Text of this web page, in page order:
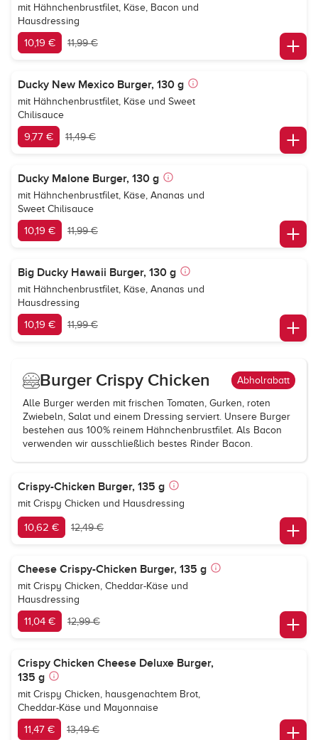
mit Hähnchenbrustfilet, Käse, Bacon und
Hausdressing
10,19 € 11,99 €
Ducky New Mexico Burger, 130 g
mit Hähnchenbrustfilet, Käse und Sweet
Chilisauce
9,77 € 11,49 €
Ducky Malone Burger, 130 g
mit Hähnchenbrustfilet, Käse, Ananas und
Sweet Chilisauce
10,19 € 11,99 €
Big Ducky Hawaii Burger, 130 g
mit Hähnchenbrustfilet, Käse, Ananas und
Hausdressing
10,19 € 11,99 €
Burger Crispy Chicken Abholrabatt
Alle Burger werden mit frischen Tomaten, Gurken, roten
Zwiebeln, Salat und einem Dressing serviert. Unsere Burger
bestehen aus 100% reinem Hähnchenbrustfilet. Als Bacon
verwenden wir ausschließlich bestes Rinder Bacon.
Crispy-Chicken Burger, 135 g
mit Crispy Chicken und Hausdressing
10,62 € 12,49 €
Cheese Crispy-Chicken Burger, 135 g
mit Crispy Chicken, Cheddar-Käse und
Hausdressing
11,04 € 12,99 €
Crispy Chicken Cheese Deluxe Burger,
135 g
mit Crispy Chicken, hausgenachtem Brot,
Cheddar-Käse und Mayonnaise
11,47 € 13,49 €